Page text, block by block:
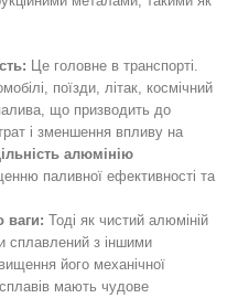
Це головне в транспорті.
поїзди, літак, космічний
що призводить до
і зменшення впливу на
алюмінію
паливної ефективності та
ваги: Тоді як чистий алюміній
сплавлений з іншими
його механічної
мають чудове